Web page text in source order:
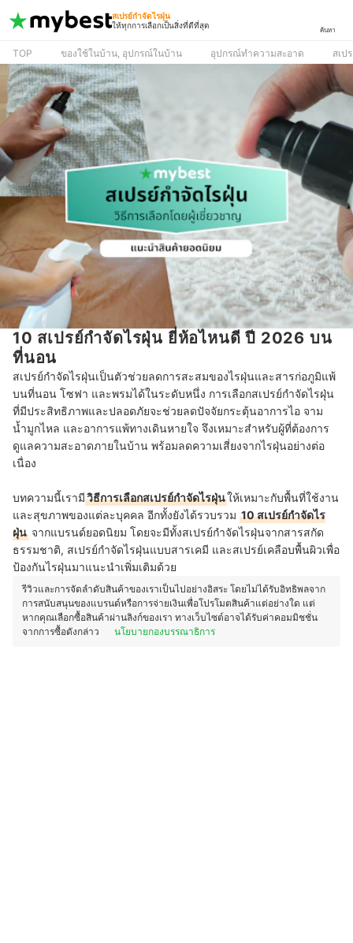
สเปรย์กําจัดไรฝุ่น
ให้ทุกการเลือกเป็นสิ่งที่ดีที่สุด
ค้นหา
TOP ของใช้ในบ้าน, อุปกรณ์ในบ้าน อุปกรณ์ทำความสะอาด สเป
10 สเปรย์กำจัดไรฝุ่น ยี่ห้อไหนดี ปี 2026 บน
ที่นอน
สเปรย์กำจัดไรฝุ่นเป็นตัวช่วยลดการสะสมของไรฝุ่นและสารก่อภูมิแพ้
บนที่นอน โซฟา และพรมได้ในระดับหนึ่ง การเลือกสเปรย์กำจัดไรฝุ่น
ที่มีประสิทธิภาพและปลอดภัยจะช่วยลดปัจจัยกระตุ้นอาการไอ จาม
น้ำมูกไหล และอาการแพ้ทางเดินหายใจ จึงเหมาะสำหรับผู้ที่ต้องการ
ดูแลความสะอาดภายในบ้าน พร้อมลดความเสี่ยงจากไรฝุ่นอย่างต่อ
เนื่อง
บทความนี้เรามีวิธีการเลือกสเปรย์กำจัดไรฝุ่นให้เหมาะกับพื้นที่ใช้งาน
และสุขภาพของแต่ละบุคคล อีกทั้งยังได้รวบรวม 10 สเปรย์กำจัดไร
ฝุ่น จากแบรนด์ยอดนิยม โดยจะมีทั้งสเปรย์กำจัดไรฝุ่นจากสารสกัด
ธรรมชาติ, สเปรย์กำจัดไรฝุ่นแบบสารเคมี และสเปรย์เคลือบพื้นผิวเพื่อ
ป้องกันไรฝุ่นมาแนะนำเพิ่มเติมด้วย
รีวิวและการจัดลำดับสินค้าของเราเป็นไปอย่างอิสระ โดยไม่ได้รับอิทธิพลจาก
การสนับสนุนของแบรนด์หรือการจ่ายเงินเพื่อโปรโมตสินค้าแต่อย่างใด แต่
หากคุณเลือกซื้อสินค้าผ่านลิงก์ของเรา ทางเว็บไซต์อาจได้รับค่าคอมมิชชั่น
จากการซื้อดังกล่าว
นโยบายกองบรรณาธิการ